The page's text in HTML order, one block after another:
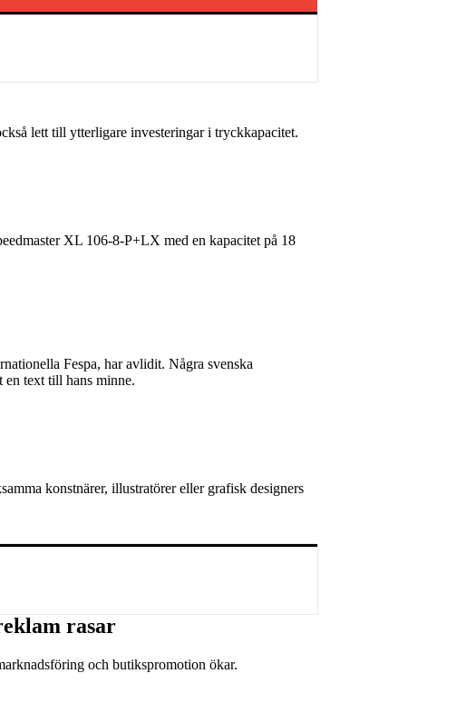
lett till ytterligare investeringar i tryckkapacitet.
XL 106-8-P+LX med en kapacitet på 18
Fespa, har avlidit. Några svenska
en text till hans minne.
konstnärer, illustratörer eller grafisk designers
rasar
och butikspromotion ökar.